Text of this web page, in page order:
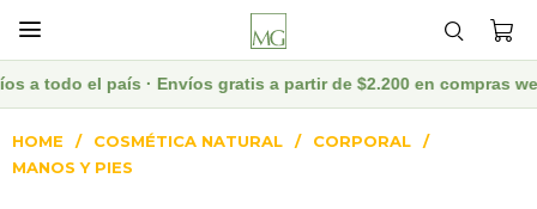

a todo el país · Envíos gratis a partir de $2.200 en compras web
HOME COSMÉTICA NATURAL
CORPORAL
MANOS Y PIES